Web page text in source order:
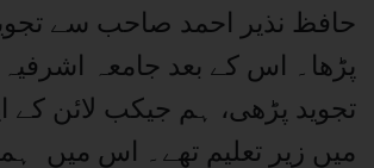
حافظ نذیر احمد صاحب سے
پڑھا۔ اس کے بعد جامعہ
تجوید پڑھی، ہم جیکب لائن کے
میں زیر تعلیم تھے۔ اس میں